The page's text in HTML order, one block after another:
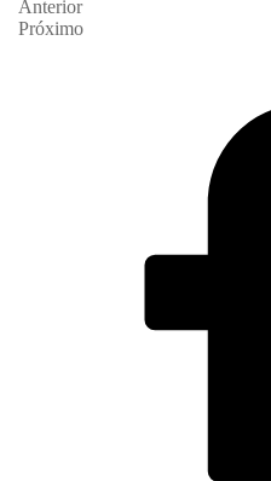
Anterior
Próximo